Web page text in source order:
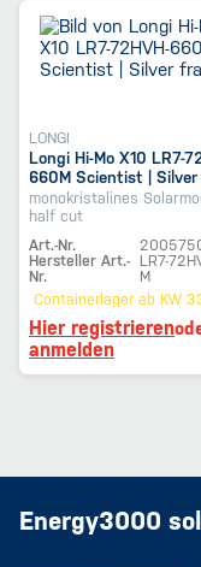
LONGI
Longi Hi-Mo X10 LR7-
660M Scientist | Silver
monokristalines
half cut
Art.-Nr.
Hersteller Art.-
Nr.
LR7-
M
Containerlager ab KW
Hier registrieren
anmelden
Energy3000